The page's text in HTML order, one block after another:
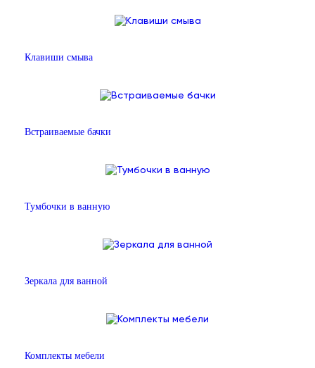
Клавиши смыва
Встраиваемые бачки
Тумбочки в ванную
Зеркала для ванной
Комплекты мебели